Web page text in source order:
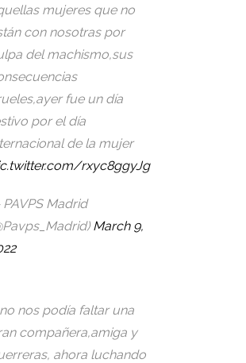
mujeres que no
con nosotras por
del machismo,sus
fue un día
por el día
de la mujer
rxyc8ggyJg
Madrid
March 9,
no nos podía faltar una
compañera,amiga y
ahora luchando